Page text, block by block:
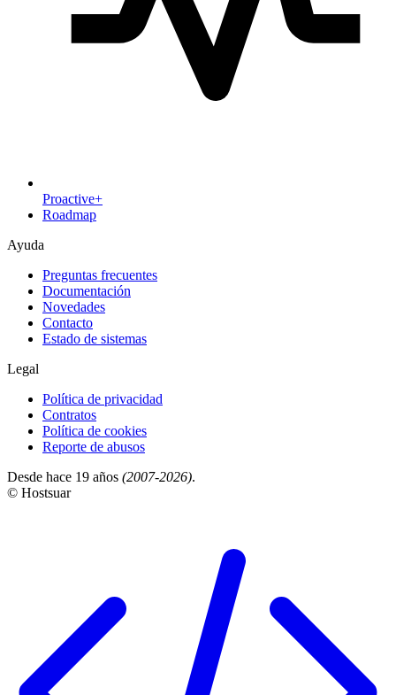
Proactive+
Roadmap
Ayuda
Preguntas frecuentes
Documentación
Novedades
Contacto
Estado de sistemas
Legal
Política de privacidad
Contratos
Política de cookies
Reporte de abusos
Desde hace 19 años (2007-2026).
© Hostsuar